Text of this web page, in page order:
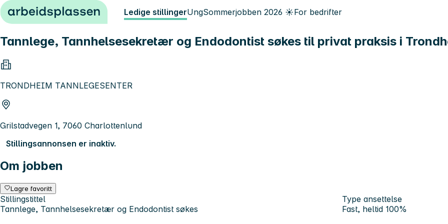
Hopp til innhold Ledige stillingerUngSommerjobben 2026 ☀️For bedrifter
Tannlege, Tannhelsesekretær og Endodontist søkes til privat praksis i
TRONDHEIM TANNLEGESENTER
Grilstadvegen 1, 7060 Charlottenlund
Stillingsannonsen er inaktiv.
Om jobben
Lagre favoritt
Stillingstittel
Tannlege, Tannhelsesekretær og Endodontist søkes
Type ansettelse
Fast, heltid 100%